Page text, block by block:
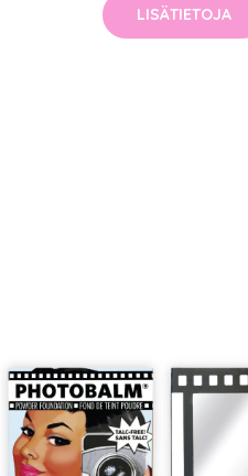
LISÄTIETOJA